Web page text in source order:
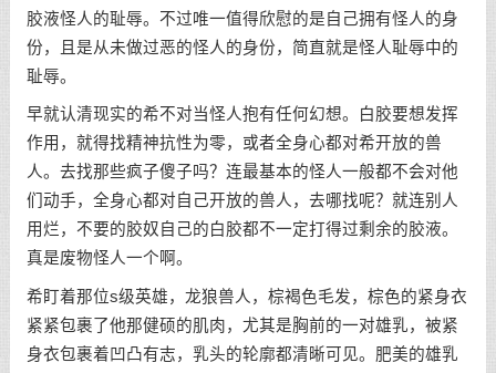
胶液怪人的耻辱。不过唯一值得欣慰的是自己拥有怪人的身
份，且是从未做过恶的怪人的身份，简直就是怪人耻辱中的
耻辱。
早就认清现实的希不对当怪人抱有任何幻想。白胶要想发挥
作用，就得找精神抗性为零，或者全身心都对希开放的兽
人。去找那些疯子傻子吗？连最基本的怪人一般都不会对他
们动手，全身心都对自己开放的兽人，去哪找呢？就连别人
用烂，不要的胶奴自己的白胶都不一定打得过剩余的胶液。
真是废物怪人一个啊。
希盯着那位s级英雄，龙狼兽人，棕褐色毛发，棕色的紧身衣
紧紧包裹了他那健硕的肌肉，尤其是胸前的一对雄乳，被紧
身衣包裹着凹凸有志，乳头的轮廓都清晰可见。肥美的雄乳